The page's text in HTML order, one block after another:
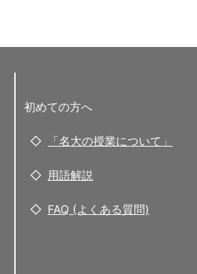
初めての方へ
「名大の授業について」
用語解説
FAQ (よくある質問)